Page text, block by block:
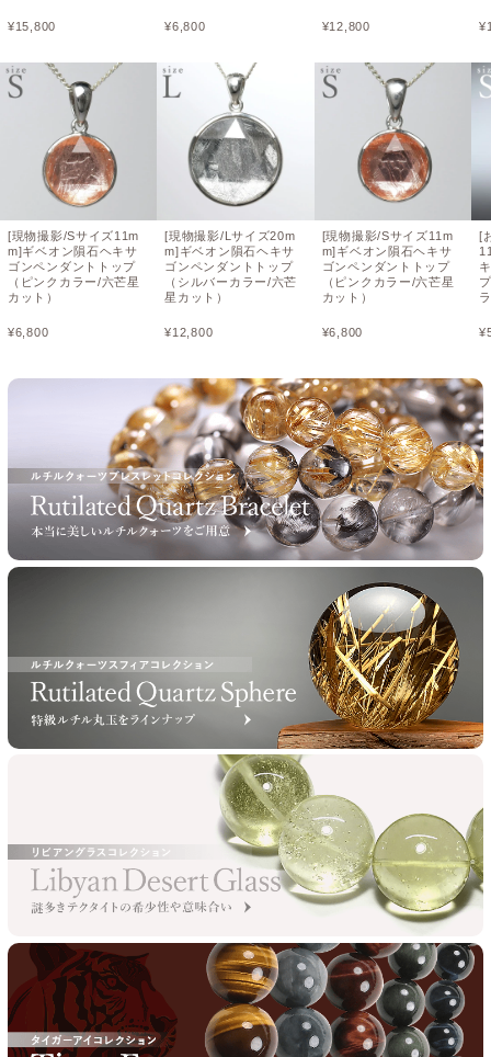
¥15,800
[現物撮影/Sサイズ11m
m]ギベオン隕石ヘキサ
ゴンペンダントトップ
（ピンクカラー/六芒星
カット）
¥6,800
¥6,800
[現物撮影/Lサイズ20m
m]ギベオン隕石ヘキサ
ゴンペンダントトップ
（シルバーカラー/六芒
星カット）
¥12,800
¥12,800
[現物撮影/Sサイズ11m
m]ギベオン隕石ヘキサ
ゴンペンダントトップ
（ピンクカラー/六芒星
カット）
¥6,800
¥
[
¥